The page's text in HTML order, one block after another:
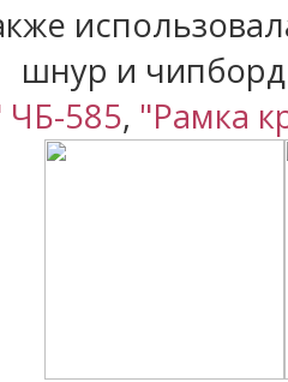
шнур и
585, "Рамка